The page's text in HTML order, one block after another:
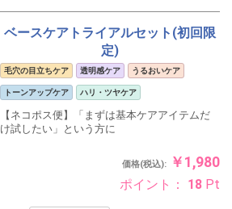
ベースケアトライアルセット(初回限
定)
毛穴の目立ちケア 透明感ケア うるおいケア
トーンアップケア ハリ・ツヤケア
【ネコポス便】「まずは基本ケアアイテムだ
け試したい」という方に
価格(税込):￥1,980
ポイント： 18Pt